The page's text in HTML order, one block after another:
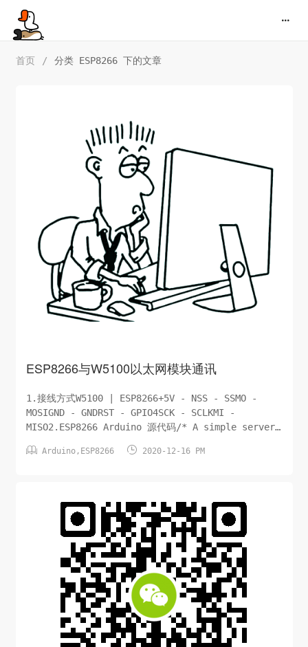
首页 / 分类 ESP8266 下的文章
ESP8266与W5100以太网模块通讯
1.接线方式W5100 | ESP8266+5V - NSS - SSMO -
MOSIGND - GNDRST - GPIO4SCK - SCLKMI -
MISO2.ESP8266 Arduino 源代码/* A simple server
. */ /* Circuit: ...
 Arduino, ESP8266  2020-12-16 PM